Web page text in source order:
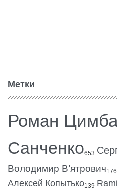
Метки
Роман
Санченко653
Володимир В’ятрович176
Алексей Копытько139